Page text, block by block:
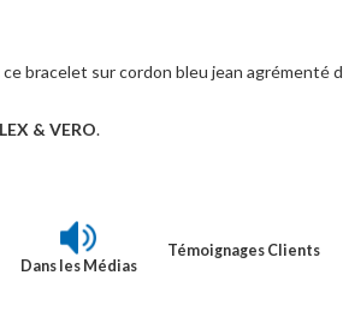
bracelet sur cordon bleu jean agrémenté
& VERO.
Dans les Médias
Témoignages Clients